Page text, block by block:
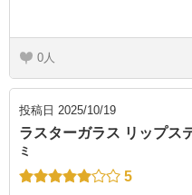
0
投稿日 2025/10/19
ラスターガラス リップス
ミ
5